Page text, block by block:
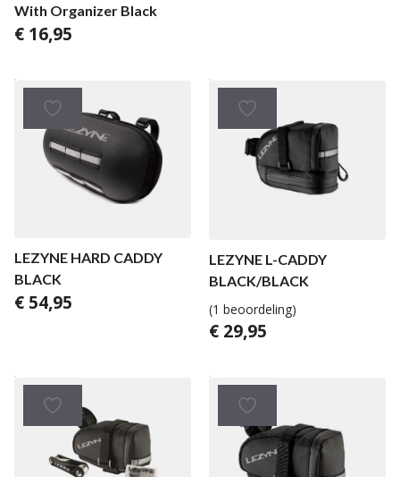
With Organizer Black
€ 16,95
LEZYNE HARD CADDY
BLACK
€ 54,95
LEZYNE L-CADDY
BLACK/BLACK
(1 beoordeling)
€ 29,95